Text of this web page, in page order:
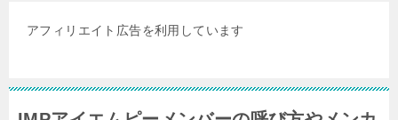
アフィリエイト広告を利用しています